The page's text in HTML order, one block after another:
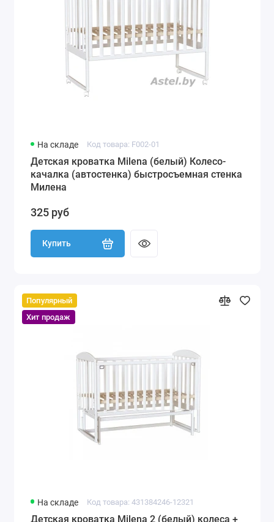
На складе Код товара: F002-01
Детская кроватка Milena (белый) Колесо-
качалка (автостенка) быстросъемная стенка
Милена
325 руб
Купить
Популярный
Хит продаж
На складе Код товара: 431384246-12321
Детская кроватка Milena 2 (белый) колеса +